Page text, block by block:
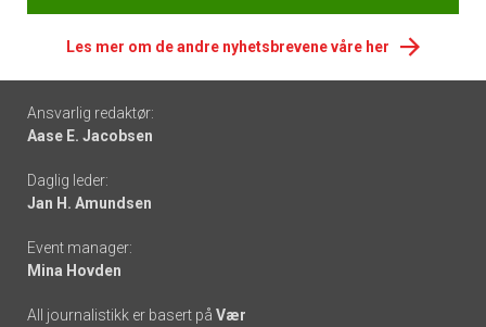
Les mer om de andre nyhetsbrevene våre her
Footer
-
links
Ansvarlig redaktør:
Aase E. Jacobsen
Daglig leder:
Jan H. Amundsen
Event manager:
Mina Hovden
All journalistikk er basert på Vær